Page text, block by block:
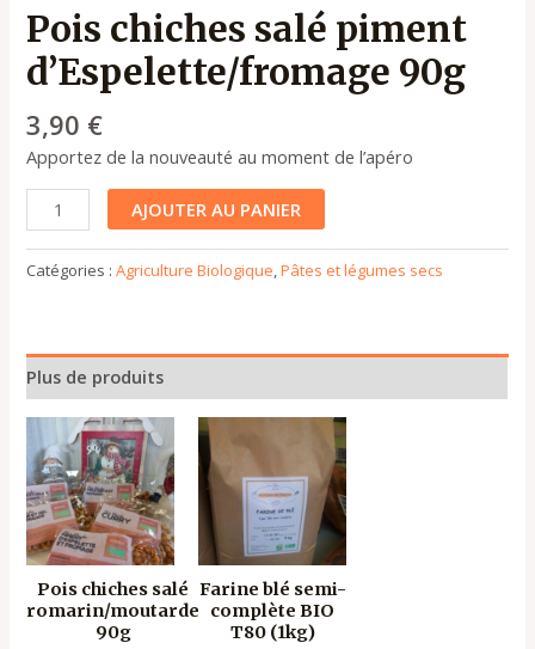
Pois chiches salé piment
d’Espelette/fromage 90g
3,90 €
Apportez de la nouveauté au moment de l’apéro
AJOUTER AU PANIER
Catégories :Agriculture Biologique,Pâtes et légumes secs
Plus de produits
Pois chiches salé
romarin/moutarde
90g
Farine blé semi-
complète BIO
T80 (1kg)